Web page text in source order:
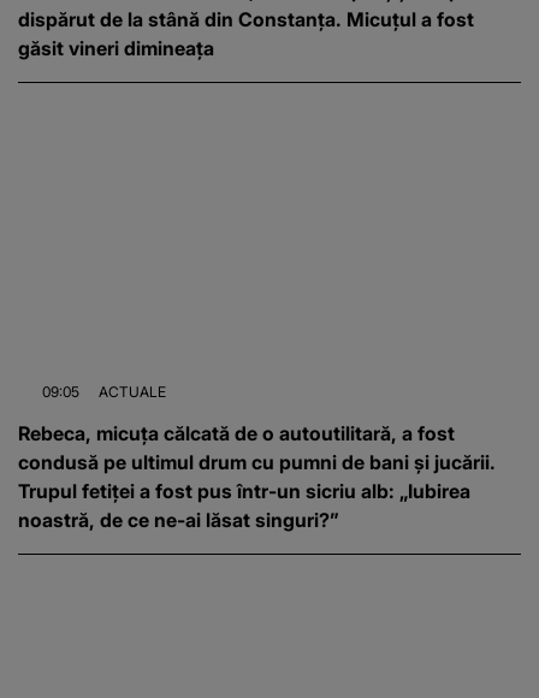
dispărut de la stână din Constanța. Micuțul a fost
găsit vineri dimineața
09:05 ACTUALE
Rebeca, micuța călcată de o autoutilitară, a fost
condusă pe ultimul drum cu pumni de bani și jucării.
Trupul fetiței a fost pus într-un sicriu alb: „Iubirea
noastră, de ce ne-ai lăsat singuri?”